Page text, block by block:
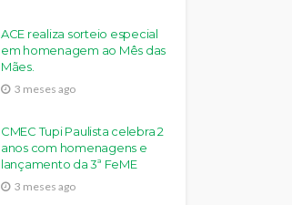
ACE realiza sorteio especial
em homenagem ao Mês das
Mães.
3 meses ago
CMEC Tupi Paulista celebra 2
anos com homenagens e
lançamento da 3ª FeME
3 meses ago